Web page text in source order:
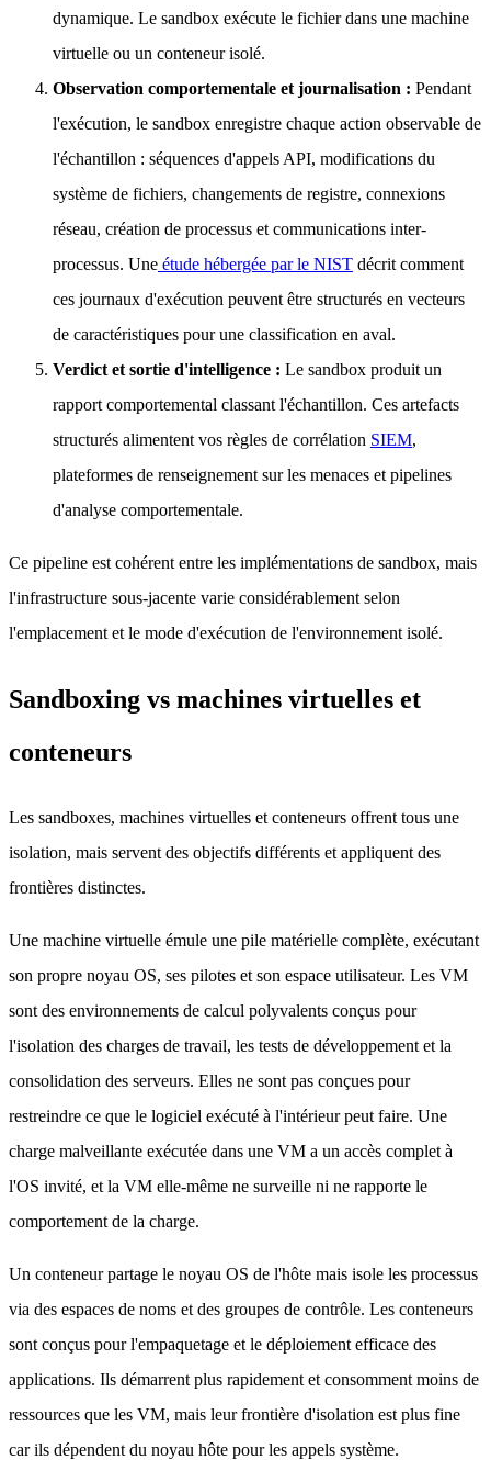
dynamique. Le sandbox exécute le fichier dans une machine
virtuelle ou un conteneur isolé.
Observation comportementale et journalisation : Pendant
l'exécution, le sandbox enregistre chaque action observable de
l'échantillon : séquences d'appels API, modifications du
système de fichiers, changements de registre, connexions
réseau, création de processus et communications inter-
processus. Une étude hébergée par le NIST décrit comment
ces journaux d'exécution peuvent être structurés en vecteurs
de caractéristiques pour une classification en aval.
Verdict et sortie d'intelligence : Le sandbox produit un
rapport comportemental classant l'échantillon. Ces artefacts
structurés alimentent vos règles de corrélation SIEM,
plateformes de renseignement sur les menaces et pipelines
d'analyse comportementale.
Ce pipeline est cohérent entre les implémentations de sandbox, mais
l'infrastructure sous-jacente varie considérablement selon
l'emplacement et le mode d'exécution de l'environnement isolé.
Sandboxing vs machines virtuelles et
conteneurs
Les sandboxes, machines virtuelles et conteneurs offrent tous une
isolation, mais servent des objectifs différents et appliquent des
frontières distinctes.
Une machine virtuelle émule une pile matérielle complète, exécutant
son propre noyau OS, ses pilotes et son espace utilisateur. Les VM
sont des environnements de calcul polyvalents conçus pour
l'isolation des charges de travail, les tests de développement et la
consolidation des serveurs. Elles ne sont pas conçues pour
restreindre ce que le logiciel exécuté à l'intérieur peut faire. Une
charge malveillante exécutée dans une VM a un accès complet à
l'OS invité, et la VM elle-même ne surveille ni ne rapporte le
comportement de la charge.
Un conteneur partage le noyau OS de l'hôte mais isole les processus
via des espaces de noms et des groupes de contrôle. Les conteneurs
sont conçus pour l'empaquetage et le déploiement efficace des
applications. Ils démarrent plus rapidement et consomment moins de
ressources que les VM, mais leur frontière d'isolation est plus fine
car ils dépendent du noyau hôte pour les appels système.